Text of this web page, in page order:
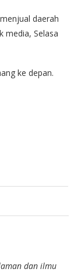
daerah
media, Selasa
ke depan.
dan ilmu